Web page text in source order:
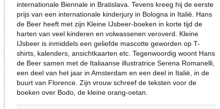
internationale Biennale in Bratislava. Tevens kreeg hij de eerste
prijs van een internationale kinderjury in Bologna in Italië. Hans
de Beer heeft met zijn Kleine IJsbeer-boeken in korte tijd de
harten van veel kinderen en volwassenen veroverd. Kleine
IJsbeer is inmiddels een geliefde mascotte geworden op T-
shirts, kalenders, ansichtkaarten etc. Tegenwoordig woont Hans
de Beer samen met de Italiaanse illustratrice Serena Romanelli,
een deel van het jaar in Amsterdam en een deel in Italië, in de
buurt van Florence. Zijn vrouw schreef de teksten voor de
boeken over Bodo, de kleine orang-oetan.